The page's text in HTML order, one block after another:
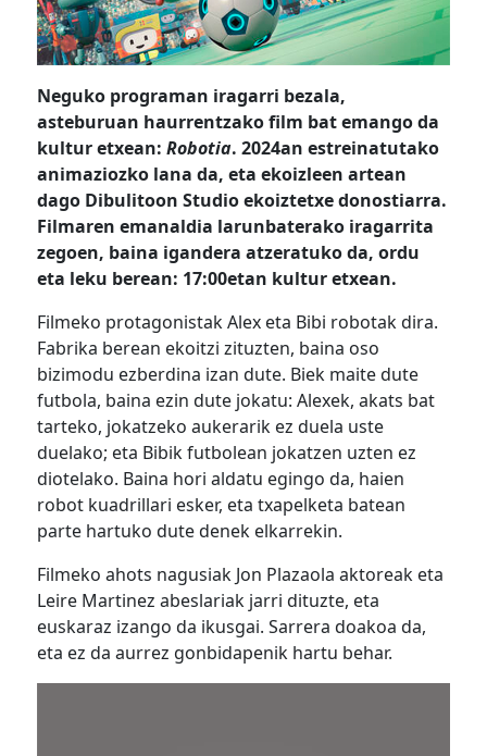
Neguko programan iragarri bezala,
asteburuan haurrentzako film bat emango da
kultur etxean:Robotia. 2024an estreinatutako
animaziozko lana da, eta ekoizleen artean
dago Dibulitoon Studio ekoiztetxe donostiarra.
Filmaren emanaldia larunbaterako iragarrita
zegoen, baina igandera atzeratuko da, ordu
eta leku berean: 17:00etan kultur etxean.
Filmeko protagonistak Alex eta Bibi robotak dira.
Fabrika berean ekoitzi zituzten, baina oso
bizimodu ezberdina izan dute. Biek maite dute
futbola, baina ezin dute jokatu: Alexek, akats bat
tarteko, jokatzeko aukerarik ez duela uste
duelako; eta Bibik futbolean jokatzen uzten ez
diotelako. Baina hori aldatu egingo da, haien
robot kuadrillari esker, eta txapelketa batean
parte hartuko dute denek elkarrekin.
Filmeko ahots nagusiak Jon Plazaola aktoreak eta
Leire Martinez abeslariak jarri dituzte, eta
euskaraz izango da ikusgai. Sarrera doakoa da,
eta ez da aurrez gonbidapenik hartu behar.